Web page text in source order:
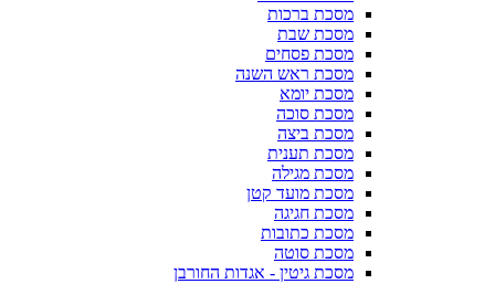
מסכת ברכות
מסכת שבת
מסכת פסחים
מסכת ראש השנה
מסכת יומא
מסכת סוכה
מסכת ביצה
מסכת תענית
מסכת מגילה
מסכת מועד קטן
מסכת חגיגה
מסכת כתובות
מסכת סוטה
מסכת גיטין - אגדות החורבן